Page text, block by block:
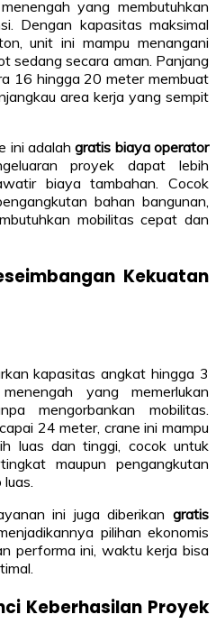
yang membutuhkan
Dengan kapasitas maksimal
unit ini mampu menangani
sedang secara aman. Panjang
16 hingga 20 meter membuat
area kerja yang sempit
ini adalahgratis biaya operator
proyek dapat lebih
biaya tambahan. Cocok
bahan bangunan,
mobilitas cepat dan
Kekuatan
kapasitas angkat hingga 3
yang memerlukan
mengorbankan mobilitas.
24 meter, crane ini mampu
luas dan tinggi, cocok untuk
maupun pengangkutan
ini juga diberikan gratis
pilihan ekonomis
performa ini, waktu kerja bisa
Keberhasilan Proyek